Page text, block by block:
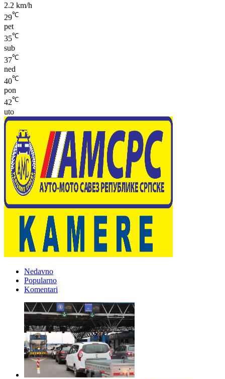
2.2 km/h
29℃
pet
35℃
sub
37℃
ned
40℃
pon
42℃
uto
Nedavno
Popularno
Komentari